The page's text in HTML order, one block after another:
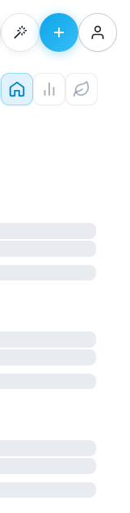
Colocations —
Prix au m² et